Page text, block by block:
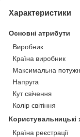
Характеристики
Основні атрибути
Виробник
Країна виробник
Максимальна
Напруга
Кут свічення
Колір світіння
Користувальницькі
Країна реєстрації